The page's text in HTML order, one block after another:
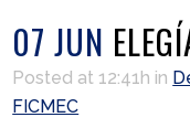
07 JUN
Posted at 12:41h in
FICMEC